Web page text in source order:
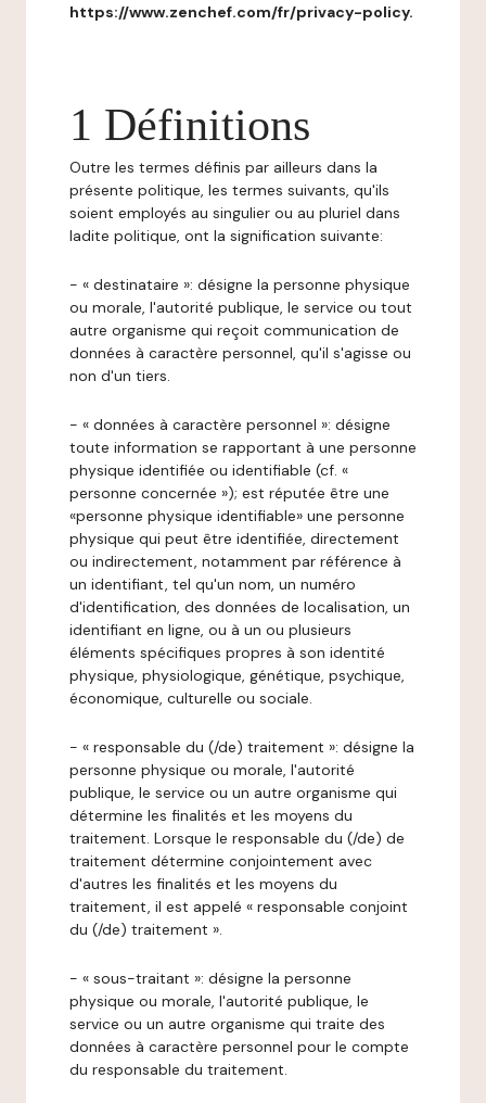
https://www.zenchef.com/fr/privacy-policy.
1 Définitions
Outre les termes définis par ailleurs dans la
présente politique, les termes suivants, qu'ils
soient employés au singulier ou au pluriel dans
ladite politique, ont la signification suivante:
- « destinataire »: désigne la personne physique
ou morale, l'autorité publique, le service ou tout
autre organisme qui reçoit communication de
données à caractère personnel, qu'il s'agisse ou
non d'un tiers.
- « données à caractère personnel »: désigne
toute information se rapportant à une personne
physique identifiée ou identifiable (cf. «
personne concernée »); est réputée être une
«personne physique identifiable» une personne
physique qui peut être identifiée, directement
ou indirectement, notamment par référence à
un identifiant, tel qu'un nom, un numéro
d'identification, des données de localisation, un
identifiant en ligne, ou à un ou plusieurs
éléments spécifiques propres à son identité
physique, physiologique, génétique, psychique,
économique, culturelle ou sociale.
- « responsable du (/de) traitement »: désigne la
personne physique ou morale, l'autorité
publique, le service ou un autre organisme qui
détermine les finalités et les moyens du
traitement. Lorsque le responsable du (/de) de
traitement détermine conjointement avec
d'autres les finalités et les moyens du
traitement, il est appelé « responsable conjoint
du (/de) traitement ».
- « sous-traitant »: désigne la personne
physique ou morale, l'autorité publique, le
service ou un autre organisme qui traite des
données à caractère personnel pour le compte
du responsable du traitement.